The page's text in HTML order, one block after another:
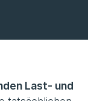
Last- und